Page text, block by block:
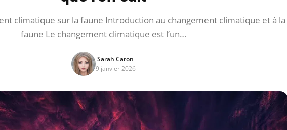
climatique sur la faune Introduction au changement climatique et à la
faune Le changement climatique est l’un…
Sarah Caron
9 janvier 2026